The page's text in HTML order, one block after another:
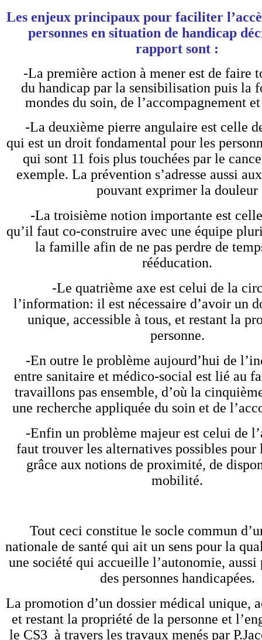
Les enjeux principaux pour faciliter
personnes en situation de handicap
rapport sont :
-La première action à mener est de faire
du handicap par la sensibilisation puis la
mondes du soin, de l’accompagnement
-La deuxième pierre angulaire est celle
qui est un droit fondamental pour les
qui sont 11 fois plus touchées par le
exemple. La prévention s’adresse aussi
pouvant exprimer la douleur
-La troisième notion importante est
qu’il faut co-construire avec une équipe
la famille afin de ne pas perdre de
rééducation.
-Le quatrième axe est celui de la
l’information: il est nécessaire d’avoir un
unique, accessible à tous, et restant la
personne.
-En outre le problème aujourd’hui de
entre sanitaire et médico-social est lié au
travaillons pas ensemble, d’où la
une recherche appliquée du soin et de
-Enfin un problème majeur est celui de
faut trouver les alternatives possibles pour
grâce aux notions de proximité, de
mobilité.
Tout ceci constitue le socle commun
nationale de santé qui ait un sens pour la
une société qui accueille l’autonomie,
des personnes handicapées.
La promotion d’un dossier médical unique,
et restant la propriété de la personne et
le CS3 à travers les travaux menés par